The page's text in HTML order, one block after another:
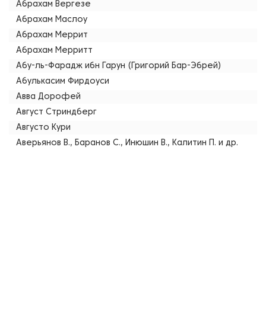
Абрахам Вергезе
Абрахам Маслоу
Абрахам Меррит
Абрахам Мерритт
Абу-ль-Фарадж ибн Гарун (Григорий Бар-Эбрей)
Абулькасим Фирдоуси
Авва Дорофей
Август Стриндберг
Августо Кури
Аверьянов В., Баранов С., Инюшин В., Калитин П. и др.